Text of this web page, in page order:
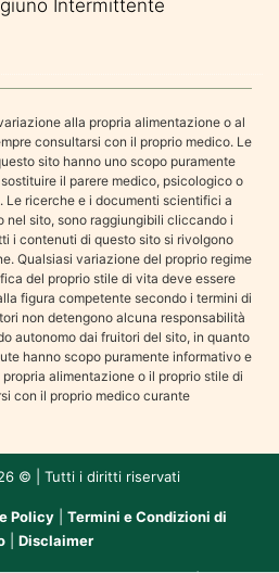
Intermittente
alla propria alimentazione o al
consultarsi con il proprio medico. Le
sito hanno uno scopo puramente
il parere medico, psicologico o
Le ricerche e i documenti scientifici a
nel sito, sono raggiungibili cliccando i
i contenuti di questo sito si rivolgono
Qualsiasi variazione del proprio regime
del proprio stile di vita deve essere
figura competente secondo i termini di
non detengono alcuna responsabilità
autonomo dai fruitori del sito, in quanto
hanno scopo puramente informativo e
alimentazione o il proprio stile di
con il proprio medico curante
© | Tutti i diritti riservati
Policy
Termini e Condizioni di
Disclaimer